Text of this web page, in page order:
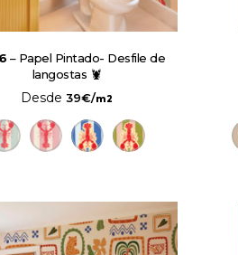
– Papel Pintado- Desfile de
langostas 🦞
Desde 39€/m2